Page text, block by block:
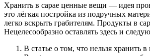
Хранить в сарае ценные вещи — идея
это лёгкая постройка из подручных
легко вскрыть грабителям. Продукты в
Нецелесообразно оставлять здесь и
В статье о том, что нельзя хранить в